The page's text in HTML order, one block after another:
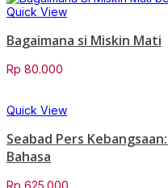
Quick View
Bagaimana si Miskin Mati
Rp 80.000
Quick View
Seabad Pers
Bahasa
Rp 625.000